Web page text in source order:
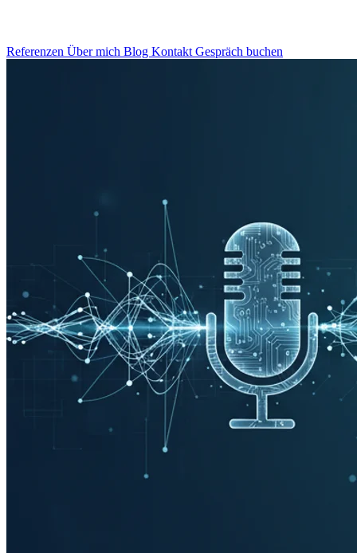
Referenzen Über mich Blog Kontakt Gespräch buchen